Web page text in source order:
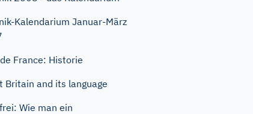
Kalendarium Januar-März
France: Historie
Britain and its language
Wie man ein